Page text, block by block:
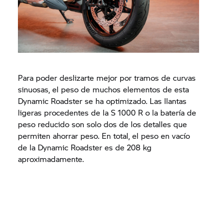
Para poder deslizarte mejor por tramos de curvas
sinuosas, el peso de muchos elementos de esta
Dynamic Roadster se ha optimizado. Las llantas
ligeras procedentes de laS 1000 R o la batería de
peso reducido son solo dos de los detalles que
permiten ahorrar peso. En total, el peso en vacío
de la Dynamic Roadster es de 208 kg
aproximadamente.